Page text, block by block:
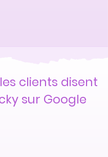
clients disent
sur Google